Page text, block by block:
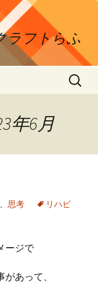
ラフトらふ
検
索:
年6月
思考
リハビ
ージで
あって、